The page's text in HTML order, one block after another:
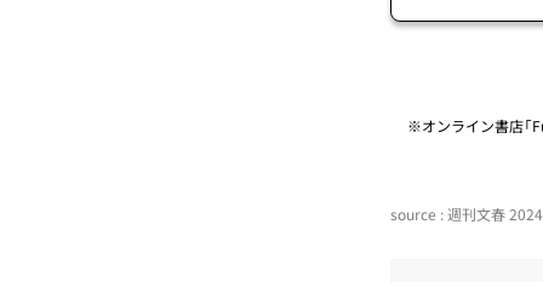
※オンライン書店「
source : 週刊文春